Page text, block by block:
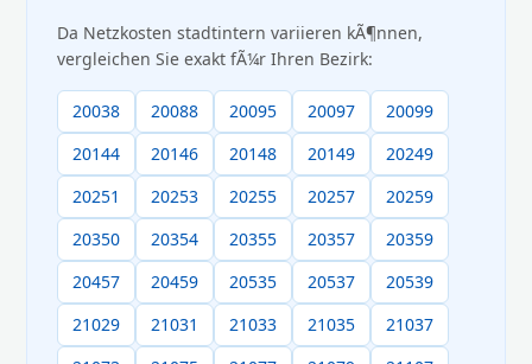
Da Netzkosten stadtintern variieren kÃ¶nnen,
vergleichen Sie exakt fÃ¼r Ihren Bezirk:
20038 20088 20095 20097
20099
20144
20146 20148 20149
20249
20251
20253 20255 20257
20259
20350
20354 20355 20357
20359
20457
20459 20535 20537
20539
21029
21031 21033 21035
21037